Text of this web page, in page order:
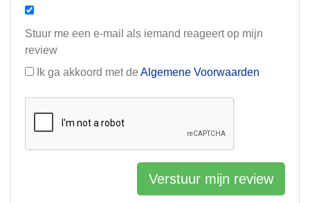
Stuur me een e-mail als iemand reageert op mijn
review
Ik ga akkoord met de Algemene Voorwaarden
Verstuur mijn review